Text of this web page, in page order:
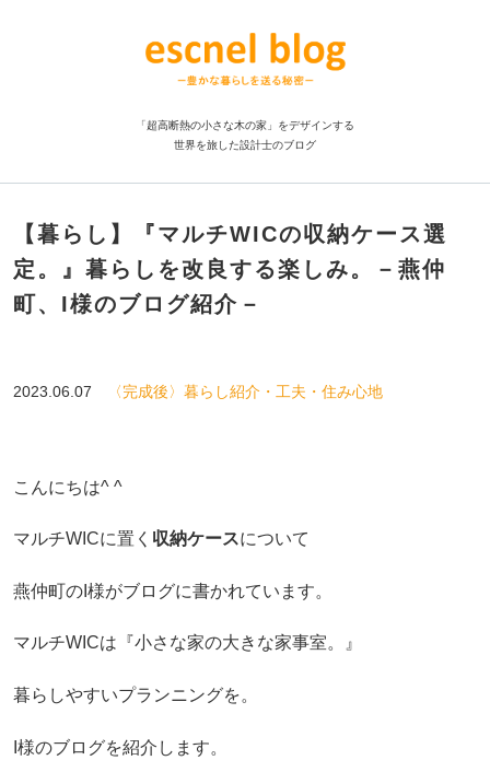
「超高断熱の小さな木の家」をデザインする
世界を旅した設計士のブログ
【暮らし】『マルチWICの収納ケース選
定。』暮らしを改良する楽しみ。－燕仲
町、I様のブログ紹介－
2023.06.07 〈完成後〉暮らし紹介・工夫・住み心地
こんにちは^ ^
マルチWICに置く 収納ケースについて
燕仲町のI様がブログに書かれています。
マルチWICは『小さな家の大きな家事室。』
暮らしやすいプランニングを。
I様のブログを紹介します。